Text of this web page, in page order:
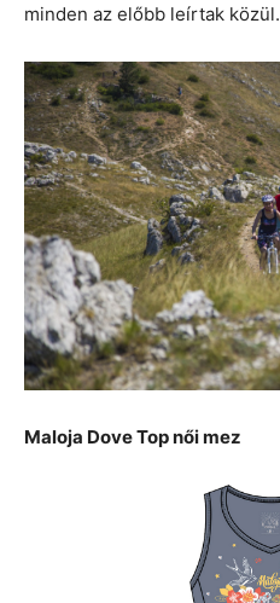
minden az előbb leírtak közül.
Maloja Dove Top női mez